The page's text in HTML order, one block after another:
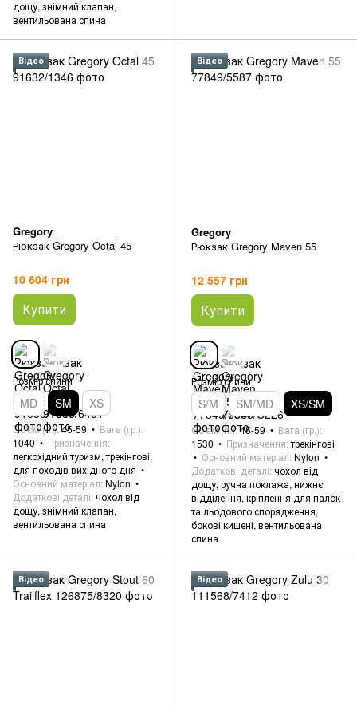
дощу, знімний клапан,
вентильована спина
Відео
Gregory
Рюкзак Gregory Octal 45
10 604 грн
Купити
Розмір спини
MD SM XS
Об'єм (л.) 45-59
Вага (гр.)
1040
Призначення
легкохідний туризм, трекінгові,
для походів вихідного дня
Основний матеріал Nylon
Додаткові деталі чохол від
дощу, знімний клапан,
вентильована спина
Відео
Gregory
Рюкзак Gregory Maven 55
12 557 грн
Купити
Розмір спини
S/M SM/MD XS/SM
Об'єм (л.) 45-59
Вага (гр.)
1530
Призначення трекінгові
Основний матеріал Nylon
Додаткові деталі чохол від
дощу, ручна поклажа, нижнє
відділення, кріплення для палок
та льодового спорядження,
бокові кишені, вентильована
спина
Відео Відео